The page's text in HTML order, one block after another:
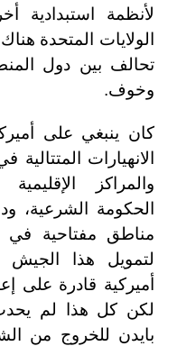
لأنظمة استبدادية
الولايات المتحدة
تحالف بين دول
وخوف.
كان ينبغي على
الانهيارات
والمراكز
الحكومة الشرعية،
مناطق مفتاحية في
لتمويل هذا
أميركية قادرة على
لكن كل هذا لم
بايدن للخروج من